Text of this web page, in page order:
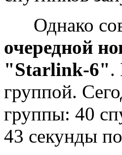
Однако
очередной
"Starlink-6".
группой.
группы: 40
43 секунды